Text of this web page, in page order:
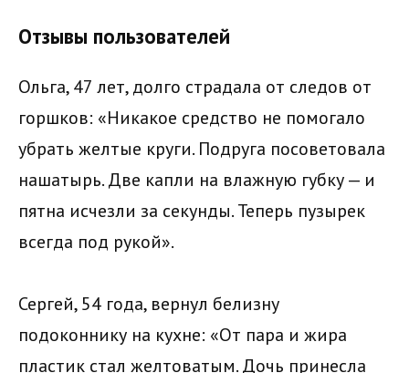
Отзывы пользователей
Ольга, 47 лет, долго страдала от следов от
горшков: «Никакое средство не помогало
убрать желтые круги. Подруга посоветовала
нашатырь. Две капли на влажную губку — и
пятна исчезли за секунды. Теперь пузырек
всегда под рукой».
Сергей, 54 года, вернул белизну
подоконнику на кухне: «От пара и жира
пластик стал желтоватым. Дочь принесла